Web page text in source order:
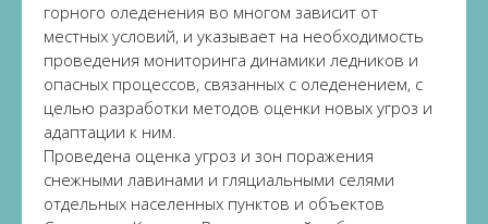
горного оледенения во многом зависит от
местных условий, и указывает на необходимость
проведения мониторинга динамики ледников и
опасных процессов, связанных с оледенением, с
целью разработки методов оценки новых угроз и
адаптации к ним.
Проведена оценка угроз и зон поражения
снежными лавинами и гляциальными селями
отдельных населенных пунктов и объектов